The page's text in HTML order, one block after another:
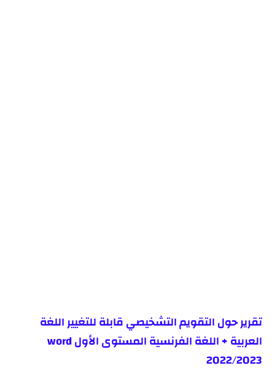
تقرير حول التقويم التشخيصي قابلة للتغيير اللغة
العربية + اللغة الفرنسية المستوى الأول word
2022/2023